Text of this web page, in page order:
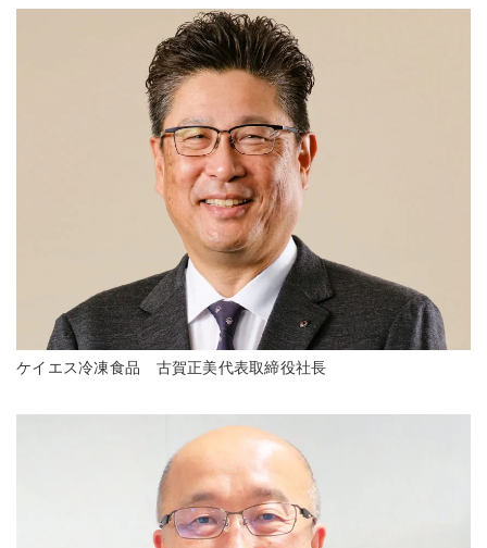
ケイエス冷凍食品 古賀正美代表取締役社長